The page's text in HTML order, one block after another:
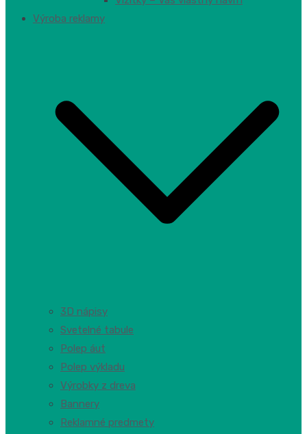
Výroba reklamy
3D nápisy
Svetelné tabule
Polep áut
Polep výkladu
Výrobky z dreva
Bannery
Reklamné predmety